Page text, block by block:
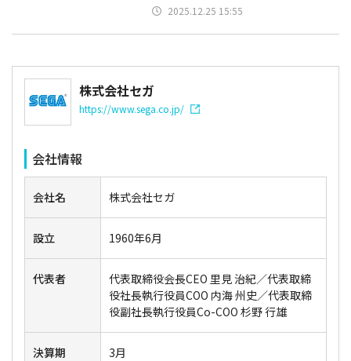
2025.12.25 15:55
株式会社セガ
https://www.sega.co.jp/
会社情報
会社名 株式会社セガ
設立 1960年6月
代表者
代表取締役会長CEO 里見 治紀／代表取締
役社長執行役員COO 内海 州史／代表取締
役副社長執行役員Co-COO 杉野 行雄
決算期 3月